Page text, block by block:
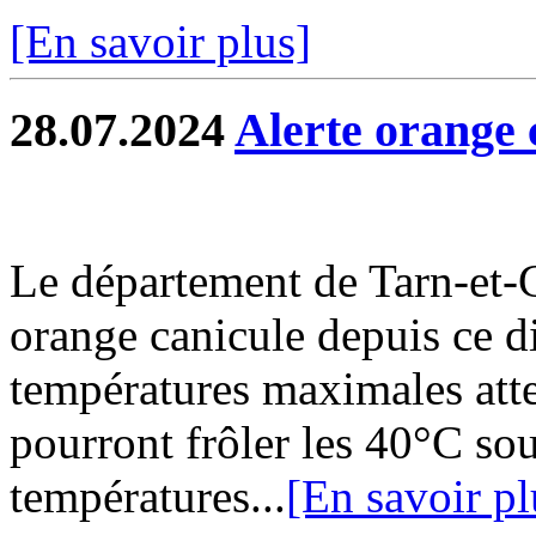
[En savoir plus]
28.07.2024Alerte orange
Le département de Tarn-
orange canicule depuis ce
températures maximales
pourront frôler les 40°C
températures...[En savoir